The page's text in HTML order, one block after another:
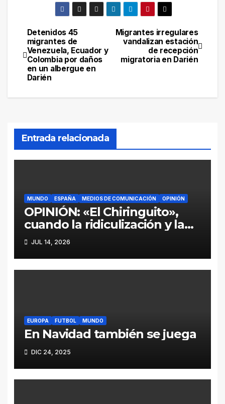
Navegación
de
entradas
Migrantes irregulares
vandalizan estación
de recepción
migratoria en Darién
Detenidos 45
migrantes de
Venezuela, Ecuador y
Colombia por daños
en un albergue en
Darién
Entrada relacionada
MUNDO ESPAÑA MEDIOS DE COMUNICACIÓN OPINIÓN
OPINIÓN: «El Chiringuito»,
cuando la ridiculización y la
parcialidad se disfrazan de
periodismo deportivo
JUL 14, 2026
EUROPA FUTBOL MUNDO
En Navidad también se juega
DIC 24, 2025